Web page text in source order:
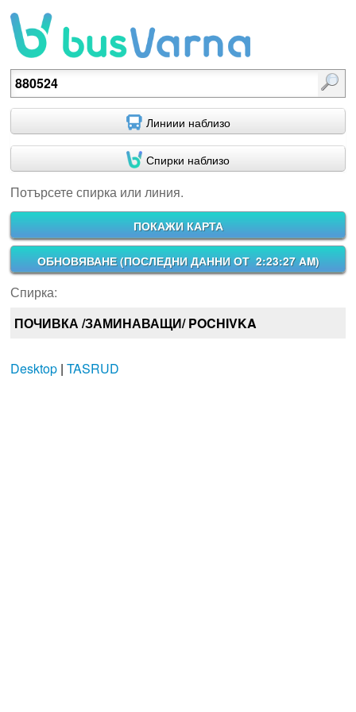
Потърсете спирка или линия.
Линиии наблизо
Спирки наблизо
Потърсете спирка или линия.
ПОКАЖИ КАРТА
ОБНОВЯВАНЕ (ПОСЛЕДНИ ДАННИ ОТ 2:23:27 AM)
Спирка:
ПОЧИВКА /ЗАМИНАВАЩИ/ POCHIVKA
Desktop| TASRUD